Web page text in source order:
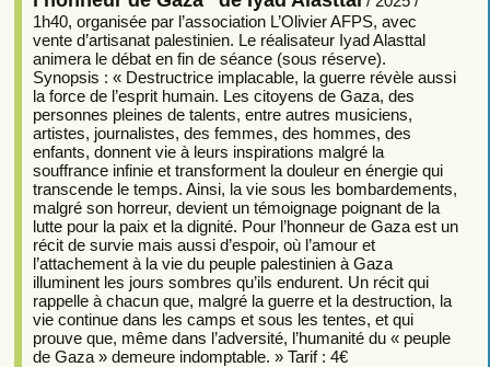
1h40, organisée par l’association L’Olivier AFPS, avec
vente d’artisanat palestinien. Le réalisateur Iyad Alasttal
animera le débat en fin de séance (sous réserve).
Synopsis : « Destructrice implacable, la guerre révèle aussi
la force de l’esprit humain. Les citoyens de Gaza, des
personnes pleines de talents, entre autres musiciens,
artistes, journalistes, des femmes, des hommes, des
enfants, donnent vie à leurs inspirations malgré la
souffrance infinie et transforment la douleur en énergie qui
transcende le temps. Ainsi, la vie sous les bombardements,
malgré son horreur, devient un témoignage poignant de la
lutte pour la paix et la dignité. Pour l’honneur de Gaza est un
récit de survie mais aussi d’espoir, où l’amour et
l’attachement à la vie du peuple palestinien à Gaza
illuminent les jours sombres qu’ils endurent. Un récit qui
rappelle à chacun que, malgré la guerre et la destruction, la
vie continue dans les camps et sous les tentes, et qui
prouve que, même dans l’adversité, l’humanité du « peuple
de Gaza » demeure indomptable. » Tarif : 4€